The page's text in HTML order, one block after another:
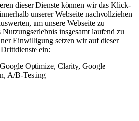
dieser Dienste können wir das Klick-
unserer Webseite nachvollziehen
um unsere Webseite zu
Nutzungserlebnis insgesamt laufend zu
Einwilligung setzen wir auf dieser
ein:
Optimize, Clarity, Google
A/B-Testing